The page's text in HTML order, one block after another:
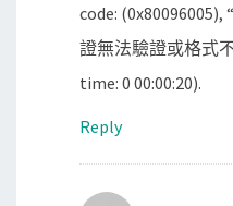
code:
證無法驗證或格式
time: 0 00:00:20).
Reply